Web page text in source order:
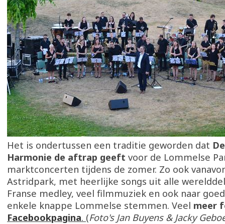
Het is ondertussen een traditie geworden dat
Harmonie de aftrap geeft voor de Lommelse
marktconcerten tijdens de zomer. Zo ook
Astridpark, met heerlijke songs uit alle
Franse medley, veel filmmuziek en ook naar
enkele knappe Lommelse stemmen. Veel meer
Facebookpagina. (Foto's Jan Buyens & Jacky